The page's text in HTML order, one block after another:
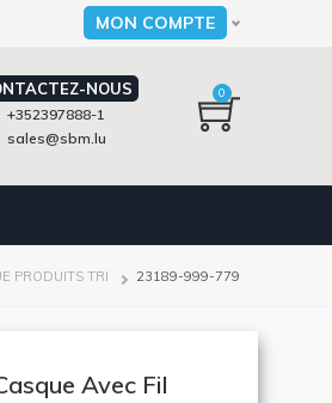
Select your language
MON COMPTE
NOUS
+352397888-1
sales@sbm.lu
0
PRODUITS TRI 23189-999-779
Avec Fil